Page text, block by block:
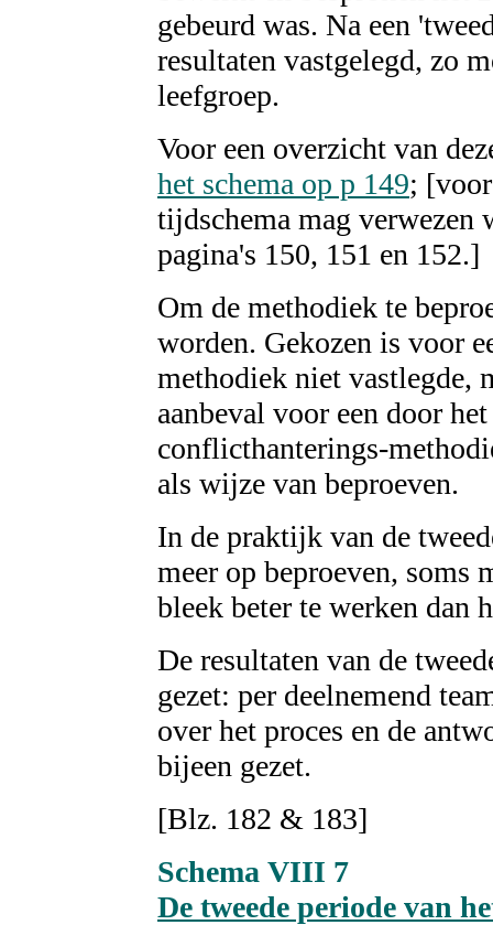
gebeurd was. Na een
resultaten vastgelegd, zo
leefgroep.
Voor een overzicht van
het schema op p 149;
tijdschema mag verwezen
pagina's 150, 151 en 152.]
Om de methodiek te
worden. Gekozen is voor
methodiek niet vastlegde,
aanbeval voor een door
conflicthanterings-
als wijze van beproeven.
In de praktijk van de
meer op beproeven, soms
bleek beter te werken dan
De resultaten van de
gezet: per deelnemend
over het proces en de
bijeen gezet.
[Blz. 182 & 183]
Schema VIII 7
De tweede periode van